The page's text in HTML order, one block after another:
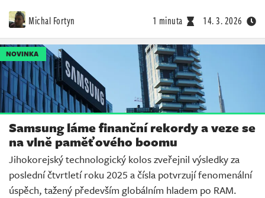
Michal Fortyn 1 minuta 14. 3. 2026
NOVINKA
Samsung láme finanční rekordy a veze se
na vlně paměťového boomu
Jihokorejský technologický kolos zveřejnil výsledky za
poslední čtvrtletí roku 2025 a čísla potvrzují fenomenální
úspěch, tažený především globálním hladem po RAM.